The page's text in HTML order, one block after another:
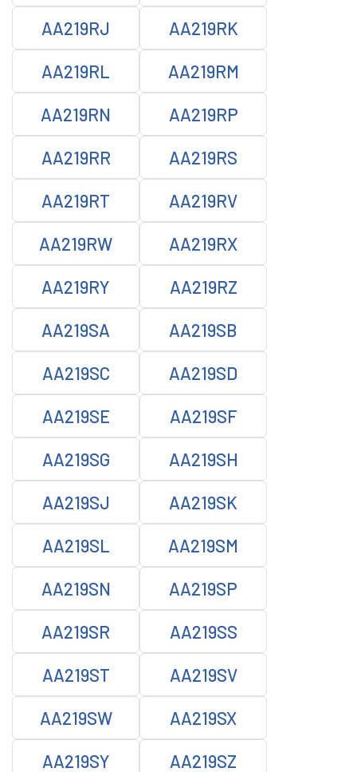
AA219RJ AA219RK
AA219RL AA219RM
AA219RN AA219RP
AA219RR AA219RS
AA219RT AA219RV
AA219RW AA219RX
AA219RY AA219RZ
AA219SA AA219SB
AA219SC AA219SD
AA219SE AA219SF
AA219SG AA219SH
AA219SJ AA219SK
AA219SL AA219SM
AA219SN AA219SP
AA219SR AA219SS
AA219ST AA219SV
AA219SW AA219SX
AA219SY AA219SZ